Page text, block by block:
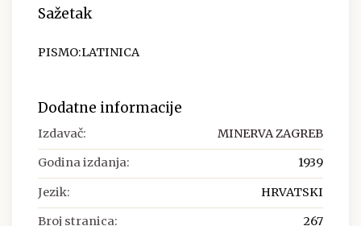
Sažetak
PISMO:LATINICA
Dodatne informacije
Izdavač: MINERVA ZAGREB
Godina izdanja: 1939
Jezik: HRVATSKI
Broj stranica: 267